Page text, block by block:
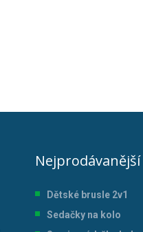
Nejprodávanější
Dětské brusle 2v1
Sedačky na kolo